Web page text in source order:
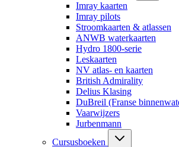
Imray kaarten
Imray pilots
Stroomkaarten & atlassen
ANWB waterkaarten
Hydro 1800-serie
Leskaarten
NV atlas- en kaarten
British Admirality
Delius Klasing
DuBreil (Franse
Vaarwijzers
Jurbenmann
Cursusboeken